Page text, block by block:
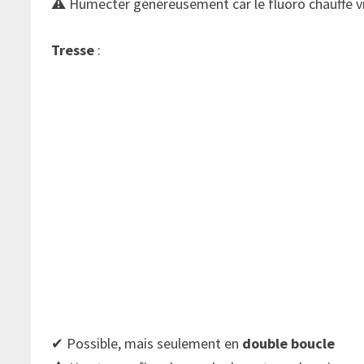
Tresse :
✔ Possible, mais seulement en double boucle